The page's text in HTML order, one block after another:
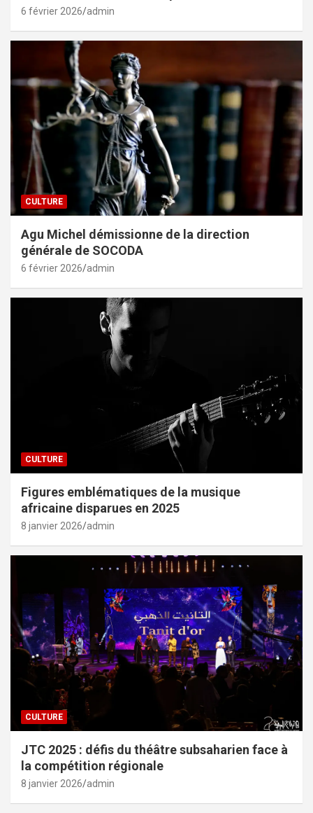
6 février 2026 admin
CULTURE
Agu Michel démissionne de la direction
générale de SOCODA
6 février 2026 admin
CULTURE
Figures emblématiques de la musique
africaine disparues en 2025
8 janvier 2026 admin
CULTURE
JTC 2025 : défis du théâtre subsaharien face à
la compétition régionale
8 janvier 2026 admin